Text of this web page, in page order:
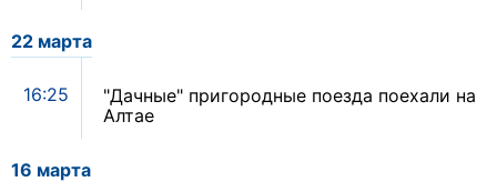
22 марта
16:25
"Дачные" пригородные поезда поехали на
Алтае
16 марта